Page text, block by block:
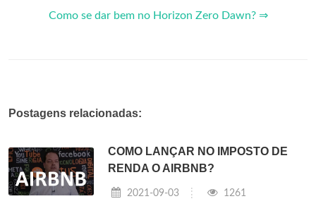
Como se dar bem no Horizon Zero Dawn? ⇒
Postagens relacionadas:
COMO LANÇAR NO IMPOSTO DE
RENDA O AIRBNB?
2021-09-03 1261